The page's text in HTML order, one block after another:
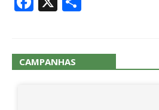
CAMPANHAS